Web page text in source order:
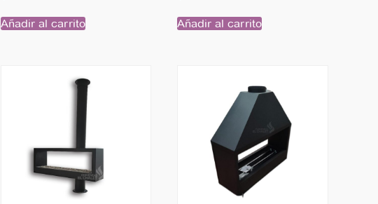
Añadir al carrito Añadir al carrito